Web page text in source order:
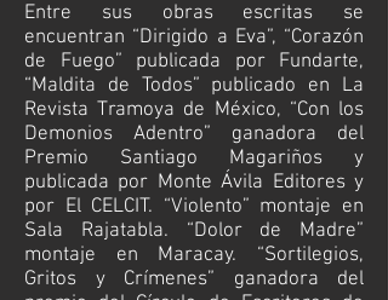
Entre sus obras escritas se
encuentran “Dirigido a Eva”, “Corazón
de Fuego” publicada por Fundarte,
“Maldita de Todos” publicado en La
Revista Tramoya de México, “Con los
Demonios Adentro” ganadora del
Premio Santiago Magariños y
publicada por Monte Ávila Editores y
por El CELCIT. “Violento” montaje en
Sala Rajatabla. “Dolor de Madre”
montaje en Maracay. “Sortilegios,
Gritos y Crímenes” ganadora del